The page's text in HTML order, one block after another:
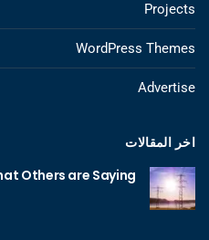
Projects
WordPress Themes
Advertise
اخر المقالات
Others are Saying